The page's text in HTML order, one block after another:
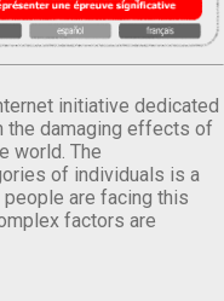
initiative dedicated
the damaging effects of
world. The
of individuals is a
are facing this
factors are